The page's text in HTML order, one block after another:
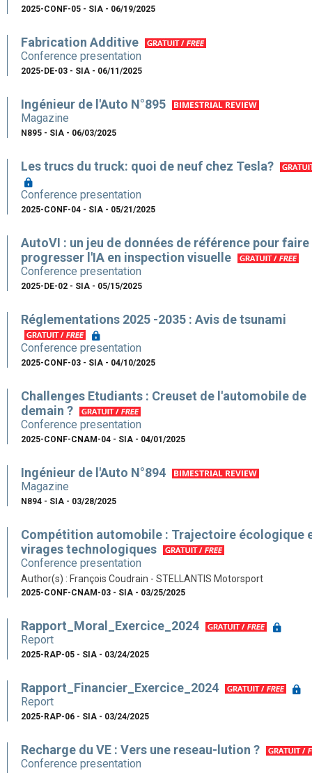
2025-CONF-05 - SIA - 06/19/2025
Fabrication Additive
Conference presentation
2025-DE-03 - SIA - 06/11/2025
Ingénieur de l'Auto N°895
Magazine
N895 - SIA - 06/03/2025
Les trucs du truck: quoi de neuf chez Tesla?
Conference presentation
2025-CONF-04 - SIA - 05/21/2025
AutoVI : un jeu de données de référence pour faire
progresser l'IA en inspection visuelle
Conference presentation
2025-DE-02 - SIA - 05/15/2025
Réglementations 2025 -2035 : Avis de tsunami
Conference presentation
2025-CONF-03 - SIA - 04/10/2025
Challenges Etudiants : Creuset de l'automobile de
demain ?
Conference presentation
2025-CONF-CNAM-04 - SIA - 04/01/2025
Ingénieur de l'Auto N°894
Magazine
N894 - SIA - 03/28/2025
Compétition automobile : Trajectoire écologique
virages technologiques
Conference presentation
Author(s) : François Coudrain - STELLANTIS Motorsport
2025-CONF-CNAM-03 - SIA - 03/25/2025
Rapport_Moral_Exercice_2024
Report
2025-RAP-05 - SIA - 03/24/2025
Rapport_Financier_Exercice_2024
Report
2025-RAP-06 - SIA - 03/24/2025
Recharge du VE : Vers une reseau-lution ?
Conference presentation